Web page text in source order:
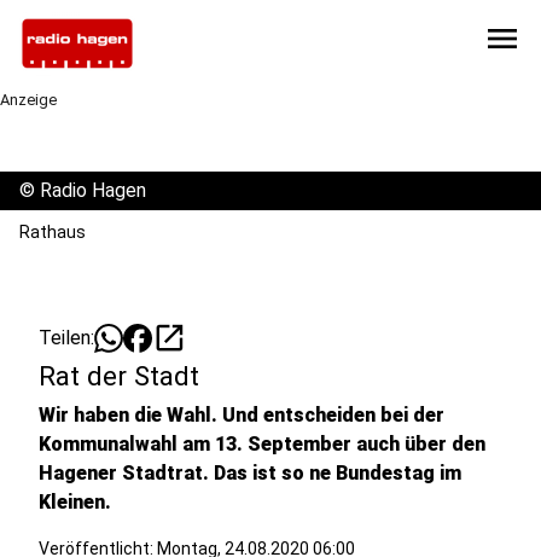
menu
Anzeige
© Radio Hagen
Rathaus
Teilen: open_in_new
Rat der Stadt
Wir haben die Wahl. Und entscheiden bei der
Kommunalwahl am 13. September auch über den
Hagener Stadtrat. Das ist so ne Bundestag im
Kleinen.
Veröffentlicht: Montag, 24.08.2020 06:00